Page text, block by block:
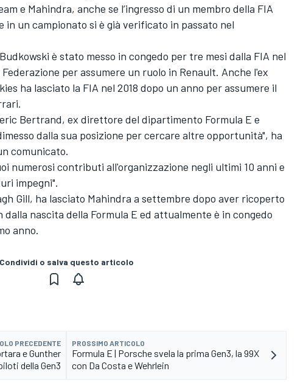
e Mahindra, anche se l’ingresso di un membro della FIA
in un campionato si è già verificato in passato nel
è stato messo in congedo per tre mesi dalla FIA nel
per assumere un ruolo in Renault. Anche l'ex
ha lasciato la FIA nel 2018 dopo un anno per assumere il
Bertrand, ex direttore del dipartimento Formula E e
dalla sua posizione per cercare altre opportunità", ha
comunicato.
numerosi contributi all'organizzazione negli ultimi 10 anni e
impegni".
Gill, ha lasciato Mahindra a settembre dopo aver ricoperto
nascita della Formula E ed attualmente è in congedo
anno.
Condividi o salva questo articolo
PRECEDENTE
e Gunther
della Gen3
PROSSIMO ARTICOLO
Formula E | Porsche svela la prima Gen3, la 99X
con Da Costa e Wehrlein